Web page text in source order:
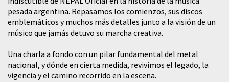
pesada argentina. Repasamos los comienzos, sus discos
emblemáticos y muchos más detalles junto a la visión de un
músico que jamás detuvo su marcha creativa.
​Una charla a fondo con un pilar fundamental del metal
nacional, y dónde en cierta medida, revivimos el legado, la
vigencia y el camino recorrido en la escena.